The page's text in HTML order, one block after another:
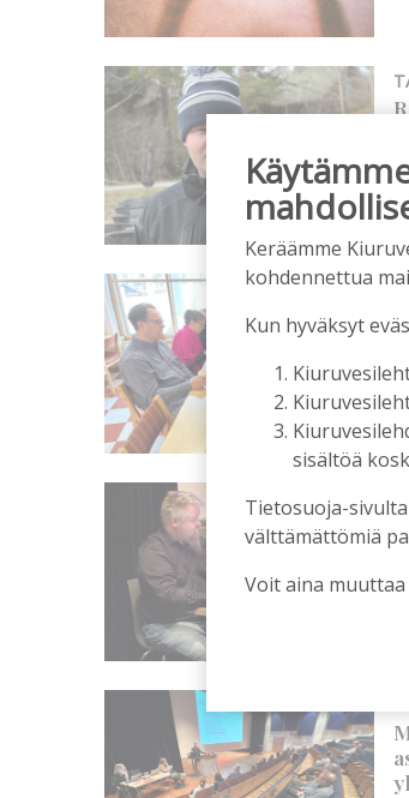
Keräämme
kohdennettua
Kun hyväksyt
sisältöä
Tietosuoja-
välttämättömiä
Voit aina